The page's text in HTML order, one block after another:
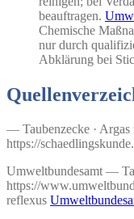
beauftragen.
Chemische
nur durch
Abklärung bei
— Taubenzecke · Argas
https://
Umweltbundesamt —
https://
reflexus